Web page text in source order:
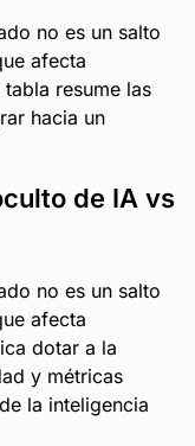
no es un salto
afecta
resume las
hacia un
de IA vs
no es un salto
afecta
dotar a la
y métricas
la inteligencia